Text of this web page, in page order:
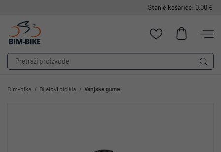
Stanje košarice: 0,00 €
Bim-bike Dijelovi bicikla Vanjske gume